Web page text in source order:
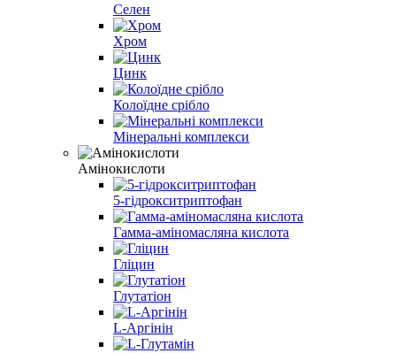
Селен
Хром
Цинк
Колоїдне срібло
Мінеральні комплекси
Амінокислоти
5-гідрокситриптофан
Гамма-аміномасляна кислота
Гліцин
Глутатіон
L-Аргінін